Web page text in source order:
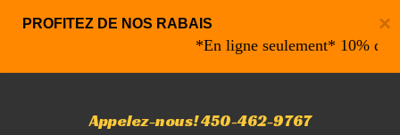
×
PROFITEZ DE NOS RABAIS
*En ligne seulement* 10% de
Appelez-nous! 450-462-9767